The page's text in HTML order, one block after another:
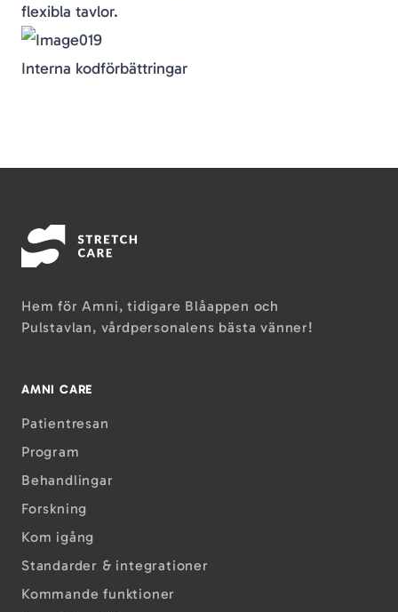
flexibla tavlor.
Interna kodförbättringar
Hem för Amni, tidigare Blåappen och
Pulstavlan, vårdpersonalens bästa vänner!
AMNI CARE
Patientresan
Program
Behandlingar
Forskning
Kom igång
Standarder & integrationer
Kommande funktioner